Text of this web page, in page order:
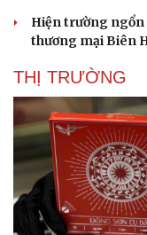
Hiện trường ngổn
thương mại Biên
THỊ TRƯỜNG